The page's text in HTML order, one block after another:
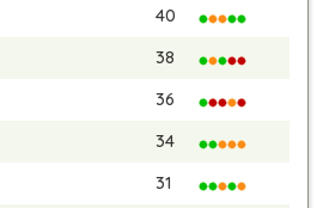
40
38
36
34
31